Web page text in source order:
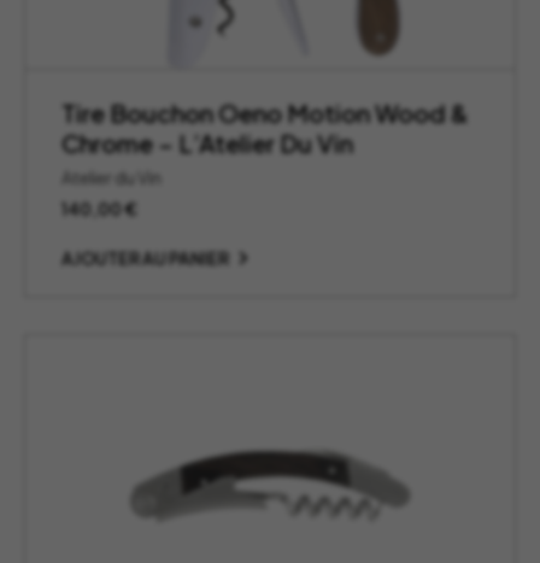
Tire Bouchon Oeno Motion Wood &
Chrome – L’Atelier Du Vin
Atelier du Vin
140,00€
AJOUTER AU PANIER